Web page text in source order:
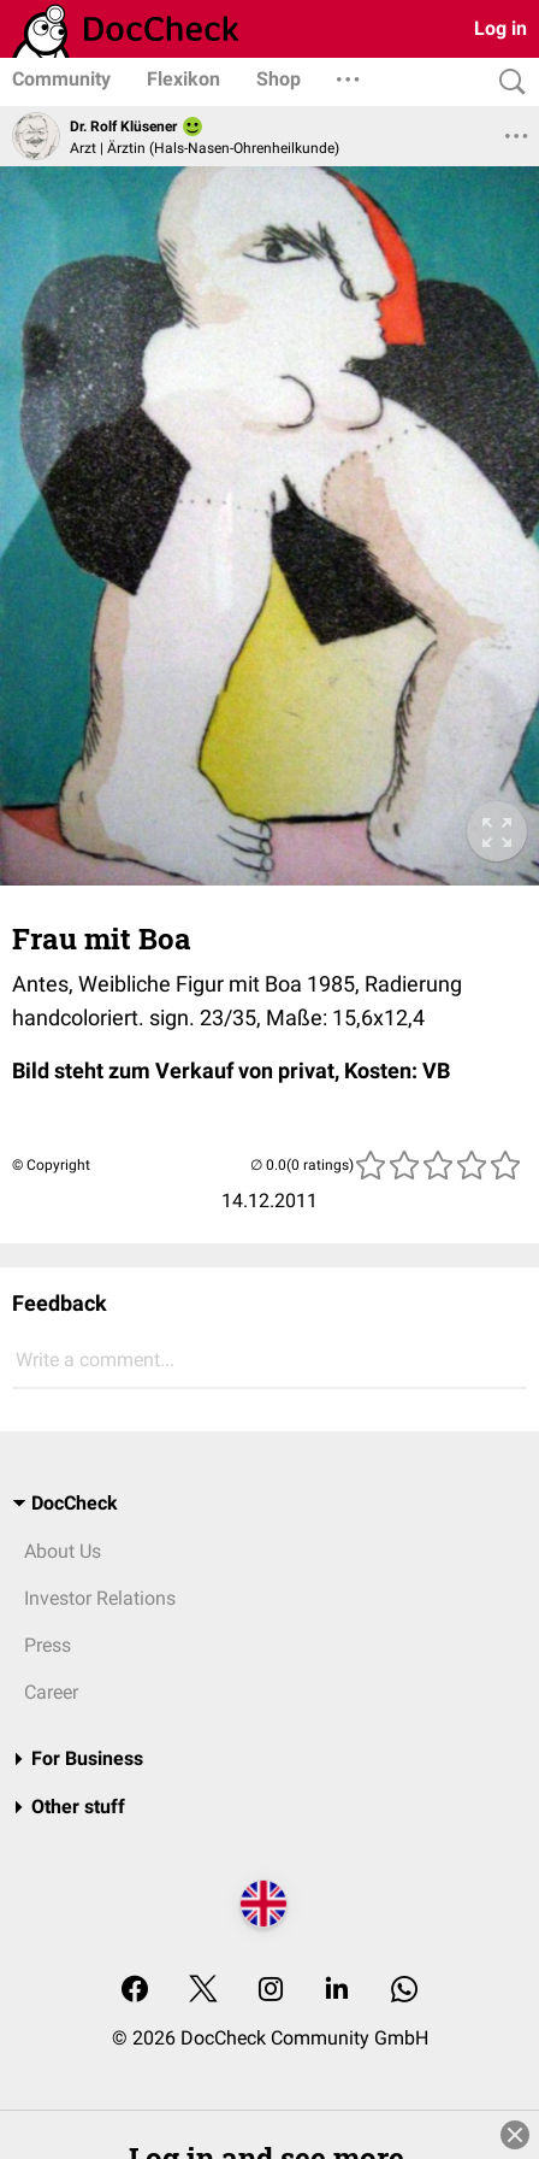
Log in
Community Flexikon Shop
Dr. Rolf Klüsener
Arzt | Ärztin (Hals-Nasen-Ohrenheilkunde)
Frau mit Boa
Antes, Weibliche Figur mit Boa 1985, Radierung
handcoloriert. sign. 23/35, Maße: 15,6x12,4
Bild steht zum Verkauf von privat, Kosten: VB
© Copyright
14.12.2011
(0 ratings)
Feedback
Write a comment...
DocCheck
About Us
Investor Relations
Press
Career
For Business
Other stuff
© 2026 DocCheck Community GmbH